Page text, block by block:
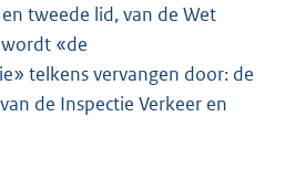
tweede lid, van de Wet
wordt «de
telkens vervangen door: de
de Inspectie Verkeer en